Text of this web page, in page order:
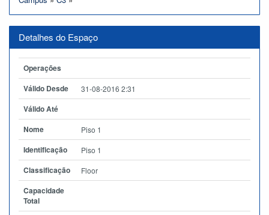
Detalhes do Espaço
Operações
Válido Desde
31-08-2016 2:31
Válido Até
Nome
Piso 1
Identificação Piso 1
Classificação Floor
Capacidade
Total